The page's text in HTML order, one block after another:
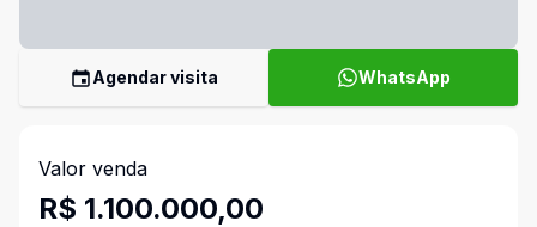
Agendar visita WhatsApp
Valor venda
R$ 1.100.000,00